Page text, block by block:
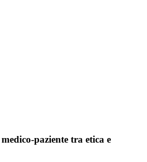
paziente tra etica e